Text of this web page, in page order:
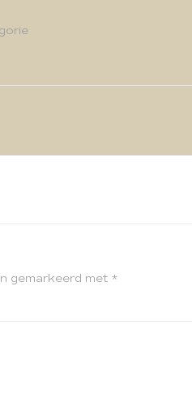
gemarkeerd met *